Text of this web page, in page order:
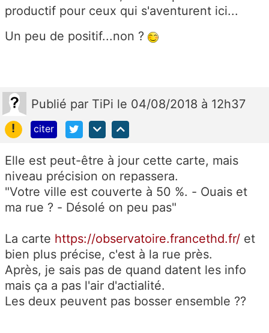
productif pour ceux qui s'aventurent ici...
Un peu de positif...non ?
Publié par TiPi le 04/08/2018 à 12h37
!
citer
Elle est peut-être à jour cette carte, mais
niveau précision on repassera.
"Votre ville est couverte à 50 %. - Ouais et
ma rue ? - Désolé on peu pas"
La carte https://observatoire.francethd.fr/ et
bien plus précise, c'est à la rue près.
Après, je sais pas de quand datent les info
mais ça a pas l'air d'actialité.
Les deux peuvent pas bosser ensemble ??